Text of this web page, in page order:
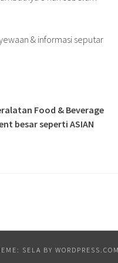
& informasi seputar
Food & Beverage
besar seperti ASIAN
SELA BY